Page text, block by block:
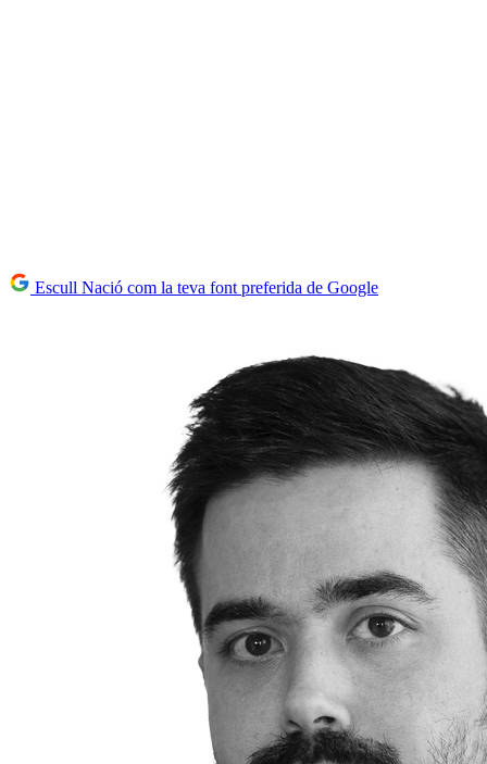
Escull Nació com la teva font preferida de Google